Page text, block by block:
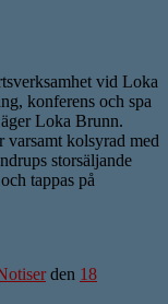
vid Loka
konferens och spa
Loka Brunn.
varsamt kolsyrad med
storsäljande
tappas på
den 18